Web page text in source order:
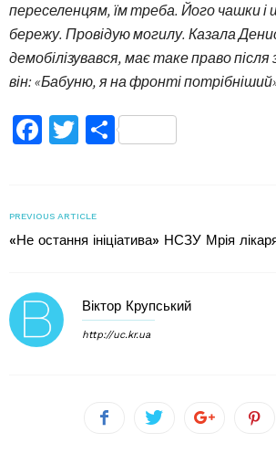
переселенцям, їм треба. Його чашки і
бережу. Провідую могилу. Казала
демобілізувався, має таке право
він: «Бабуню, я на фронті
Facebook
TwitterПоділитися
PREVIOUS ARTICLE
«Не остання ініціатива» НСЗУ Мрія
Віктор Крупський
http://uc.kr.ua